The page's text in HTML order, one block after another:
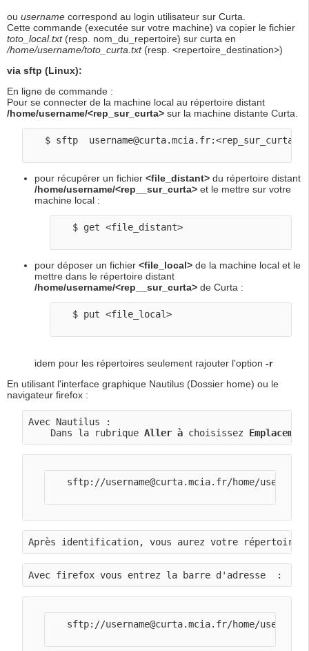
ou username correspond au login utilisateur sur Curta.
Cette commande (executée sur votre machine) va copier le fichier
toto_local.txt(resp. nom_du_repertoire) sur curta en
/home/username/toto_curta.txt(resp. <repertoire_destination>)
via sftp (Linux):
En ligne de commande :
Pour se connecter de la machine local au répertoire distant
/home/username/<rep_sur_curta> sur la machine distante Curta.
   $ sftp  username@curta.mcia.fr:<rep_sur_curta>
pour récupérer un fichier <file_distant> du répertoire distant
/home/username/<rep__sur_curta> et le mettre sur votre
machine local :
   $ get <file_distant>
pour déposer un fichier <file_local> de la machine local et le
mettre dans le répertoire distant
/home/username/<rep__sur_curta> de Curta :
   $ put <file_local>
idem pour les répertoires seulement rajouter l'option -r
En utilisant l'interface graphique Nautilus (Dossier home) ou le
navigateur firefox :
Avec Nautilus :
    Dans la rubrique
Aller à choisissez
   sftp://username@curta.mcia.fr/home/username/
Après identification, vous aurez votre répertoire
Avec firefox vous entrez la barre d'adresse  :
   sftp://username@curta.mcia.fr/home/username/